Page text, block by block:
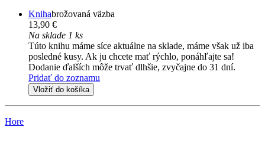
Knihabrožovaná väzba
13,90 €
Na sklade 1 ks
Túto knihu máme síce aktuálne na sklade, máme však už iba
posledné kusy. Ak ju chcete mať rýchlo, ponáhľajte sa!
Dodanie ďalších môže trvať dlhšie, zvyčajne do 31 dní.
Pridať do zoznamu
Vložiť do košíka
Hore